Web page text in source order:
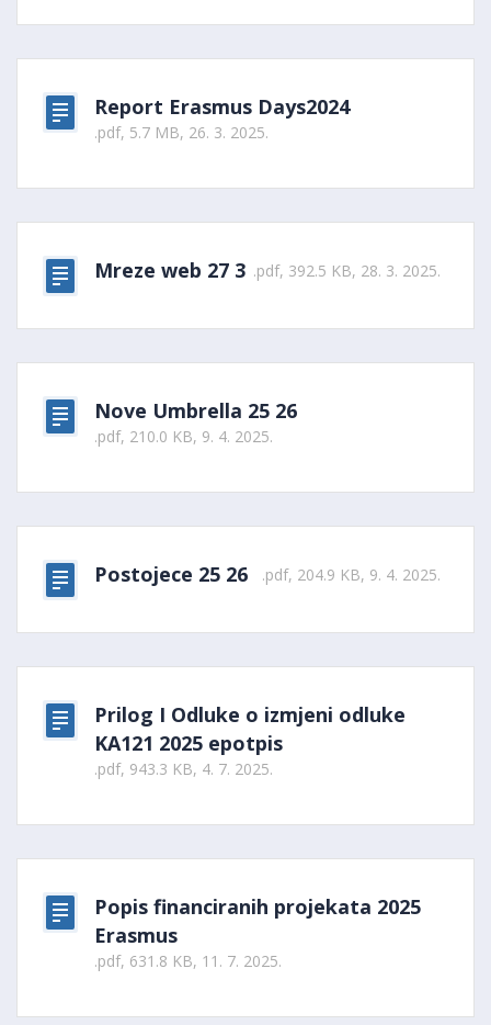
Report Erasmus Days2024
.pdf, 5.7 MB, 26. 3. 2025.
Mreze web 27 3 .pdf, 392.5 KB, 28. 3. 2025.
Nove Umbrella 25 26
.pdf, 210.0 KB, 9. 4. 2025.
Postojece 25 26 .pdf, 204.9 KB, 9. 4. 2025.
Prilog I Odluke o izmjeni odluke
KA121 2025 epotpis
.pdf, 943.3 KB, 4. 7. 2025.
Popis financiranih projekata 2025
Erasmus
.pdf, 631.8 KB, 11. 7. 2025.